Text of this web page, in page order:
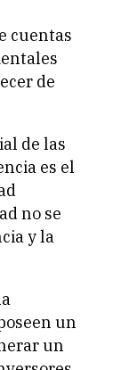
cuentas
de
de las
es el
no se
y la
un
un